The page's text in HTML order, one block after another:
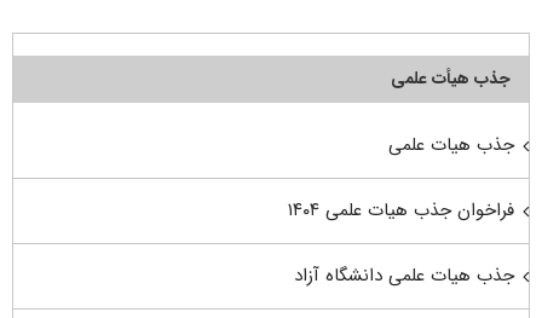
جذب هیأت علمی
جذب هیات علمی
فراخوان جذب هیات علمی ۱۴۰۴
جذب هیات علمی دانشگاه آزاد